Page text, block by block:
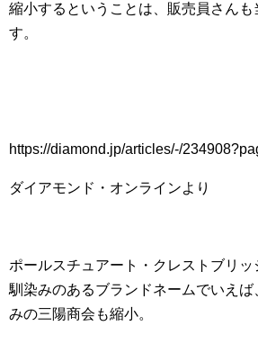
縮小するということは、販売員さん
す。
https://diamond.jp/articles/-/
ダイアモンド・オンラインより
ポールスチュアート・クレストブリ
馴染みのあるブランドネームでいえ
みの三陽商会も縮小。